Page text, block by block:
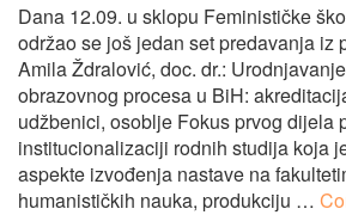
Dana 12.09. u sklopu Feminističke
održao se još jedan set predavanja iz
Amila Ždralović, doc. dr.:
obrazovnog procesa u BiH:
udžbenici, osoblje Fokus prvog dijela
institucionalizaciji rodnih studija koja
aspekte izvođenja nastave na
humanističkih nauka, produkciju …